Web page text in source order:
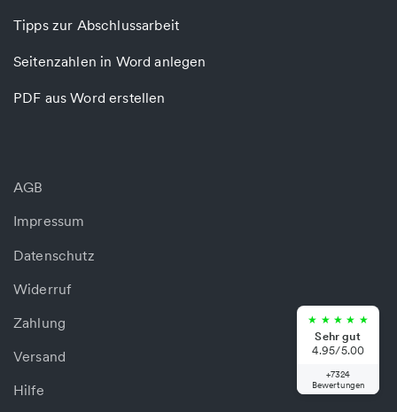
Tipps zur Abschlussarbeit
Seitenzahlen in Word anlegen
PDF aus Word erstellen
AGB
Impressum
Datenschutz
Widerruf
Zahlung
Versand
Hilfe
★
★
★
★
★
Sehr gut
4.95/5.00
+7324
Bewertungen